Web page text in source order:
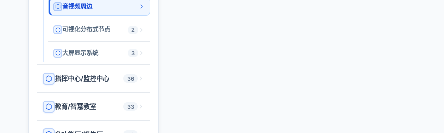
音视频周边
可视化分布式节点 2
大屏显示系统 3
指挥中心/监控中心 36
教育/智慧教室 33